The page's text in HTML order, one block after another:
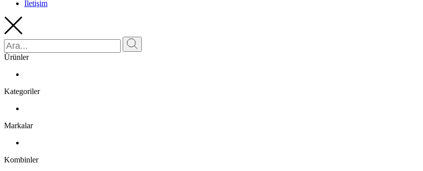
İletişim
Ürünler
Kategoriler
Markalar
Kombinler